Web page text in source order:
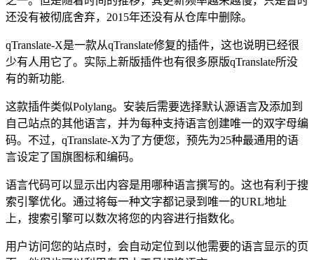
还没有被彻底舍弃，2015年还没有从仓库中删除。
qTranslate-X是一款从qTranslate修复的插件，这也说明已经很
少有人用它了。实际上新版插件也有很多原版qTranslate所没
有的新功能.
这款插件类似Polylang。安装后需要选择默认源语言及添加到
自己站点的其他语言，并为每种支持语言创建唯一的双字母编
码。不过，qTranslate-X为了方便您，预先为25种最通用的语
言设定了国旗图标和编码。
语言代码可以显示出内容是用哪种语言撰写的。这也有利于搜
索引擎优化。通过将每一种文字都记录到唯一的URL地址
上，搜索引擎可以数次将您的内容进行指数化。
用户访问您的站点时，会自动定位到以他需要的语言显示的页